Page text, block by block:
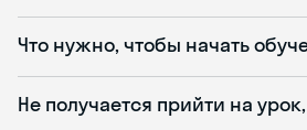
Что нужно, чтобы начать
Не получается прийти на